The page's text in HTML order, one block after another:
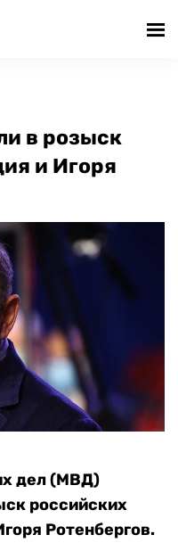
в розыск
и Игоря
дел (МВД)
российских
Ротенбергов.